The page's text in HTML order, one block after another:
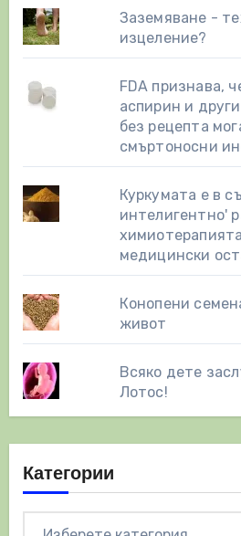
Заземяване -
изцеление?
FDA признава,
аспирин и
без рецепта
смъртоносни
Куркумата е в
интелигентно'
медицински
Конопени
живот
Всяко дете
Лотос!
Категории